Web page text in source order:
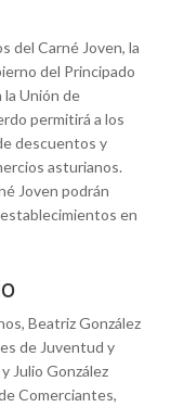
del Carné Joven, la
del Principado
Unión de
permitirá a los
descuentos y
asturianos.
Joven podrán
en
Beatriz González
de Juventud y
Julio González
Comerciantes,